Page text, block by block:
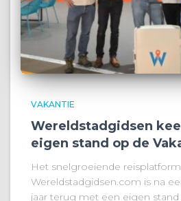
VAKANTIE
Wereldstadgidsen
eigen stand op de
Het snelgroeiende reisplatform
Wereldstadgidsen.com is na
jaar terug met een eigen